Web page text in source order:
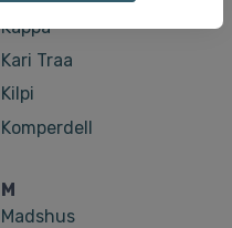
Kappa
Kari Traa
Kilpi
Komperdell
M
Madshus